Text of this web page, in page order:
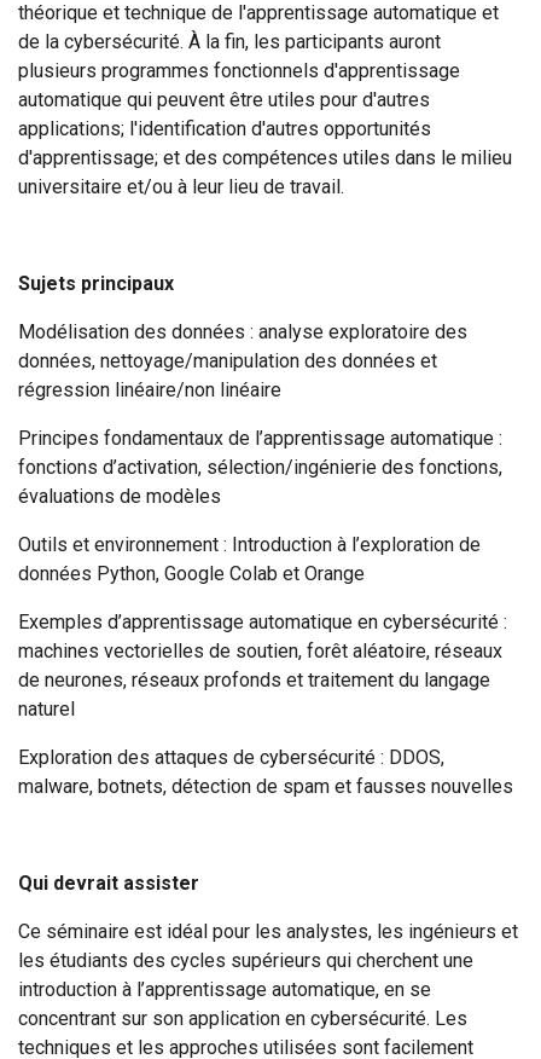
théorique et technique de l'apprentissage automatique et
de la cybersécurité. À la fin, les participants auront
plusieurs programmes fonctionnels d'apprentissage
automatique qui peuvent être utiles pour d'autres
applications; l'identification d'autres opportunités
d'apprentissage; et des compétences utiles dans le milieu
universitaire et/ou à leur lieu de travail.
Sujets principaux
Modélisation des données : analyse exploratoire des
données, nettoyage/manipulation des données et
régression linéaire/non linéaire
Principes fondamentaux de l’apprentissage automatique :
fonctions d’activation, sélection/ingénierie des fonctions,
évaluations de modèles
Outils et environnement : Introduction à l’exploration de
données Python, Google Colab et Orange
Exemples d’apprentissage automatique en cybersécurité :
machines vectorielles de soutien, forêt aléatoire, réseaux
de neurones, réseaux profonds et traitement du langage
naturel
Exploration des attaques de cybersécurité : DDOS,
malware, botnets, détection de spam et fausses nouvelles
Qui devrait assister
Ce séminaire est idéal pour les analystes, les ingénieurs et
les étudiants des cycles supérieurs qui cherchent une
introduction à l’apprentissage automatique, en se
concentrant sur son application en cybersécurité. Les
techniques et les approches utilisées sont facilement